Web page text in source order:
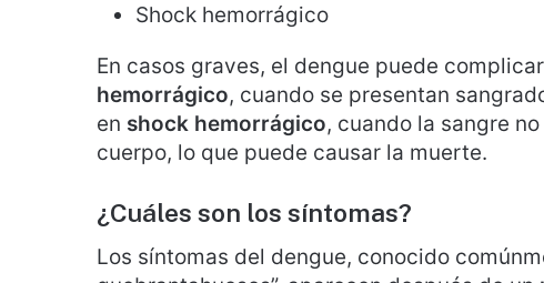
Shock hemorrágico
En casos graves, el dengue puede
hemorrágico, cuando se presentan
en shock hemorrágico, cuando la sangre
cuerpo, lo que puede causar la muerte.
¿Cuáles son los síntomas?
Los síntomas del dengue, conocido